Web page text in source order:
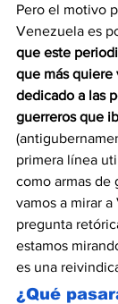
Pero el motivo
Venezuela es
que este
que más quiere
dedicado a las
guerreros que
primera línea
como armas de
vamos a mirar
pregunta
estamos
es una
¿Qué